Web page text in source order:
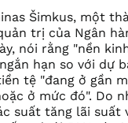
Šimkus, một
trị của Ngân
nói rằng "nền
hạn so với dự
tệ "đang ở gần
ở mức đó". Do
suất tăng lãi suất